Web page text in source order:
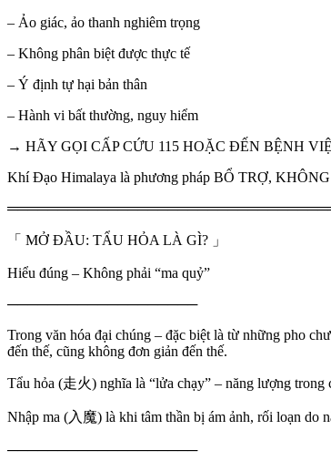
– Ảo giác, ảo thanh nghiêm trọng
– Không phân biệt được thực tế
– Ý định tự hại bản thân
– Hành vi bất thường, nguy hiểm
→ HÃY GỌI CẤP CỨU 115 HOẶC ĐẾN BỆNH
Khí Đạo Himalaya là phương pháp BỔ TRỢ, KHÔNG
「 MỞ ĐẦU: TẨU HỎA LÀ GÌ? 」
Hiểu đúng – Không phải “ma quỷ”
───────────────────
Trong văn hóa đại chúng – đặc biệt là từ những pho
đến thế, cũng không đơn giản đến thế.
Tẩu hỏa (走火) nghĩa là “lửa chạy” – năng lượng trong
Nhập ma (入魔) là khi tâm thần bị ám ảnh, rối loạn do
───────────────────